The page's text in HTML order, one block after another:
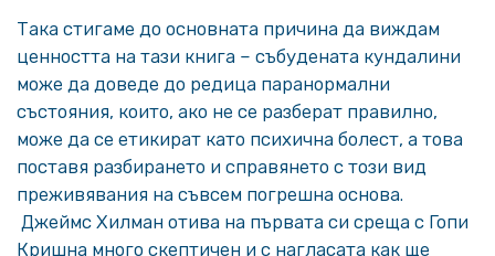
Така стигаме до основната причина да виждам
ценността на тази книга – събудената кундалини
може да доведе до редица паранормални
състояния, които, ако не се разберат правилно,
може да се етикират като психична болест, а това
поставя разбирането и справянето с този вид
преживявания на съвсем погрешна основа.
Джеймс Хилман отива на първата си среща с Гопи
Кришна много скептичен и с нагласата как ще